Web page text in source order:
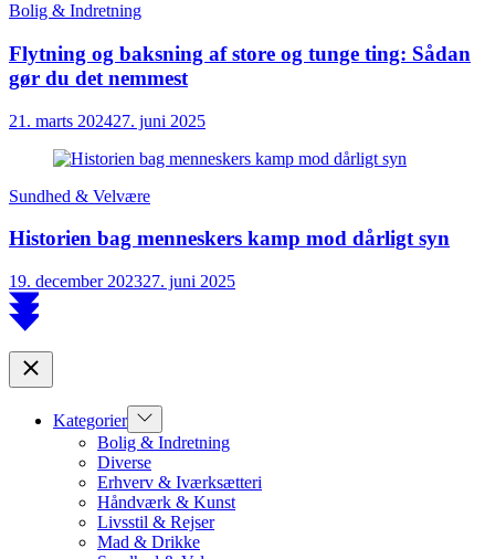
Bolig & Indretning
Flytning og baksning af store og tunge ting: Sådan
gør du det nemmest
21. marts 202427. juni 2025
Sundhed & Velvære
Historien bag menneskers kamp mod dårligt syn
19. december 202327. juni 2025
Scroll
to
Close
Kategorier Show
sub
menu
Bolig & Indretning
Diverse
Erhverv & Iværksætteri
Håndværk & Kunst
Livsstil & Rejser
Mad & Drikke